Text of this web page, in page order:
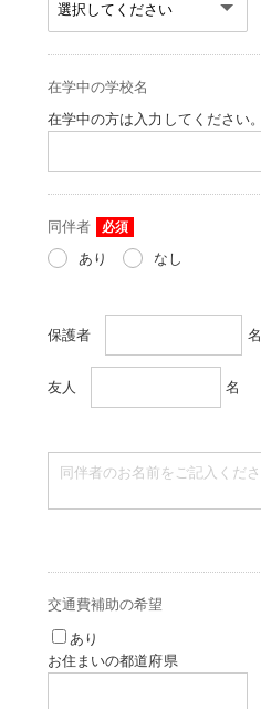
在学中の学校名
在学中の方は入力してください。
同伴者 必須
あり なし
保護者 名
友人 名
交通費補助の希望
あり
お住まいの都道府県